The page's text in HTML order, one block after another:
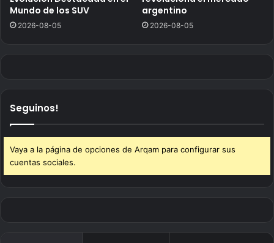
Mundo de los SUV
2026-08-05
argentino
2026-08-05
Seguinos!
Vaya a la página de opciones de Arqam para configurar sus
cuentas sociales.